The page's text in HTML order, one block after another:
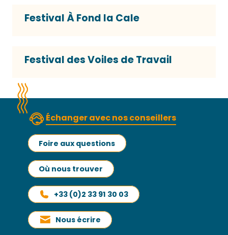
Festival À Fond la Cale
Festival des Voiles de Travail
Échanger avec nos conseillers
Foire aux questions
Où nous trouver
+33 (0)2 33 91 30 03
Nous écrire